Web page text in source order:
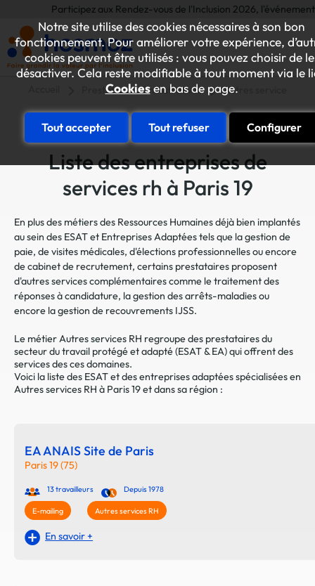
Notre site utilise des cookies nécessaires à son bon
fonctionnement. Pour améliorer votre expérience,
cookies peuvent être utilisés : vous pouvez choisir de
désactiver. Cela reste modifiable à tout moment via le
Cookiesen bas de page.
Tout accepter Tout refuser Configurer
Participez aux Rendez-vous de l'Inclusion 2026, l'événement
Prestations administratives Autres services RH
Liste des entreprises de
services rh à Paris 19
En plus des métiers des Ressources Humaines déjà bien implantés
au sein des ESAT et Entreprises Adaptées tels que la gestion de
paie, de visites médicales, d'élections professionnelles ou encore
de cabinet de recrutement, certains prestataires proposent
d'autres services complémentaires comme le traitement des
réponses à candidature, la gestion des arrêts-maladies ou
encore la gestion de recouvrements IJSS.
Le métier Autres services RH regroupe des prestataires du
secteur du travail protégé et adapté (ESAT & EA) qui offrent des
services des ces domaines.
Voici la liste des ESAT et des entreprises adaptées spécialisées en
Autres services RH à Paris 19 et dans sa région :
EA ANAIS Site de Paris
Paris 19 (75)
13 travailleurs Depuis 1978
E-mailing Autres services RH
En savoir +